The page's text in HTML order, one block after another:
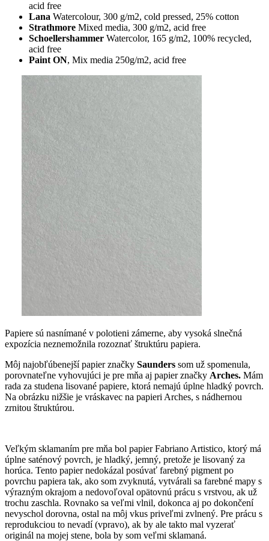
acid free
Lana Watercolour, 300 g/m2, cold pressed, 25% cotton
Strathmore Mixed media, 300 g/m2, acid free
Schoellershammer Watercolor, 165 g/m2, 100% recycled,
acid free
Paint ON, Mix media 250g/m2, acid free
Papiere sú nasnímané v polotieni zámerne, aby vysoká slnečná
expozícia neznemožnila rozoznať štruktúru papiera.
Môj najobľúbenejší papier značky Saunders som už spomenula,
porovnateľne vyhovujúci je pre mňa aj papier značky Arches. Mám
rada za studena lisované papiere, ktorá nemajú úplne hladký povrch.
Na obrázku nižšie je vráskavec na papieri Arches, s nádhernou
zrnitou štruktúrou.
Veľkým sklamaním pre mňa bol papier Fabriano Artistico, ktorý má
úplne saténový povrch, je hladký, jemný, pretože je lisovaný za
horúca. Tento papier nedokázal posúvať farebný pigment po
povrchu papiera tak, ako som zvyknutá, vytvárali sa farebné mapy s
výrazným okrajom a nedovoľoval opätovnú prácu s vrstvou, ak už
trochu zaschla. Rovnako sa veľmi vlnil, dokonca aj po dokončení
nevyschol dorovna, ostal na môj vkus priveľmi zvlnený. Pre prácu s
reprodukciou to nevadí (vpravo), ak by ale takto mal vyzerať
originál na mojej stene, bola by som veľmi sklamaná.